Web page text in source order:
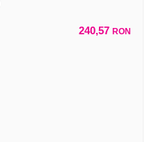
240,57 RON